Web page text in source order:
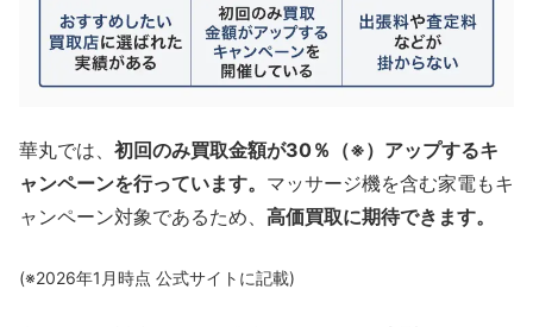
華丸では、 初回のみ買取金額が30％（※）アップするキ
ャンペーンを行っています。 マッサージ機を含む家電もキ
ャンペーン対象であるため、 高価買取に期待できます。
(※2026年1月時点 公式サイトに記載)